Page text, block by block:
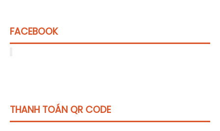
FACEBOOK
THANH TOÁN QR CODE